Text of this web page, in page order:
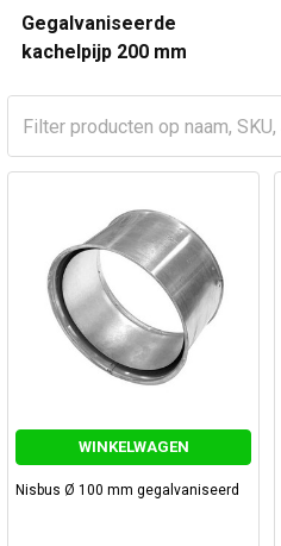
Gegalvaniseerde
kachelpijp 200 mm
WINKELWAGEN
Nisbus Ø 100 mm gegalvaniseerd